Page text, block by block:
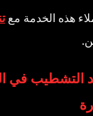
هذه الخدمة مع
التشطيب في